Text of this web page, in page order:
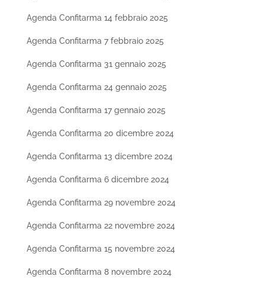
Agenda Confitarma 14 febbraio 2025
Agenda Confitarma 7 febbraio 2025
Agenda Confitarma 31 gennaio 2025
Agenda Confitarma 24 gennaio 2025
Agenda Confitarma 17 gennaio 2025
Agenda Confitarma 20 dicembre 2024
Agenda Confitarma 13 dicembre 2024
Agenda Confitarma 6 dicembre 2024
Agenda Confitarma 29 novembre 2024
Agenda Confitarma 22 novembre 2024
Agenda Confitarma 15 novembre 2024
Agenda Confitarma 8 novembre 2024